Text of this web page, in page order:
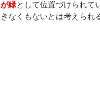
が緑として位置づけられて
きなくもないとは考えられ